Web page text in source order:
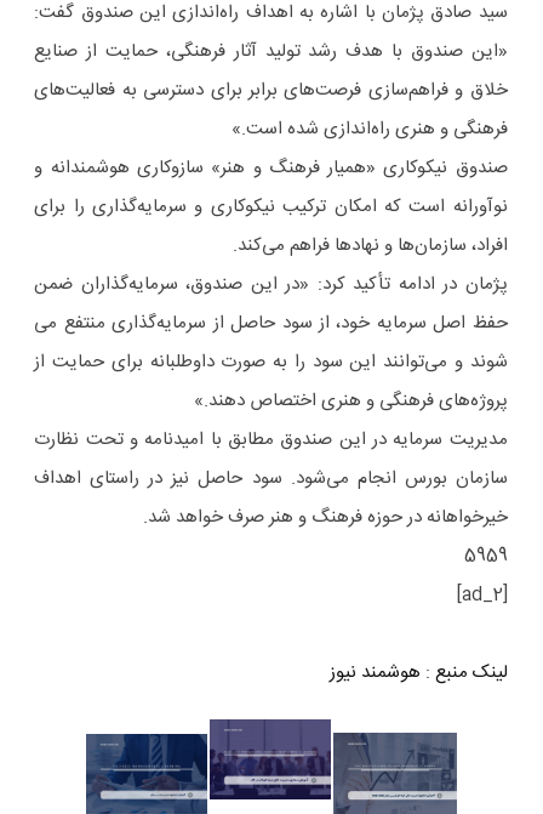
سید صادق پژمان با اشاره به اهداف راه‌اندازی این صندوق گفت:
«این صندوق با هدف رشد تولید آثار فرهنگی، حمایت از صنایع
خلاق و فراهم‌­سازی فرصت‌­های برابر برای دسترسی به فعالیت‌­های
فرهنگی و هنری راه‌اندازی شده است.»
صندوق نیکوکاری «همیار فرهنگ و هنر» سازوکاری هوشمندانه و
نوآورانه است که امکان ترکیب نیکوکاری و سرمایه‌­گذاری را برای
افراد، سازمان‌­ها و نهادها فراهم می‌­کند.
پژمان در ادامه تأکید کرد: «در این صندوق، سرمایه‌­گذاران ضمن
حفظ اصل سرمایه خود، از سود حاصل از سرمایه­‌گذاری منتفع می­‌
شوند و می‌­توانند این سود را به صورت داوطلبانه برای حمایت از
پروژه‌های فرهنگی و هنری اختصاص دهند.»
مدیریت سرمایه در این صندوق مطابق با امیدنامه و تحت نظارت
سازمان بورس انجام می‌­شود. سود حاصل نیز در راستای اهداف
خیرخواهانه در حوزه فرهنگ و هنر صرف خواهد شد.
5959
[ad_2]
لینک منبع : هوشمند نیوز